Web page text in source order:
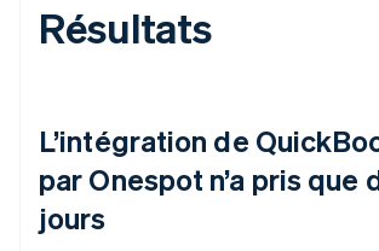
Résultats
L’intégration de
par Onespot n’a pris que
jours